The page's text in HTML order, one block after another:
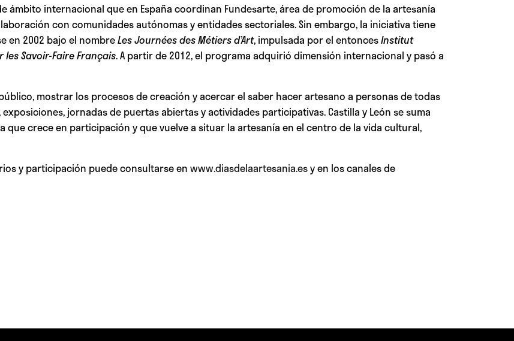
ámbito internacional que en España coordinan Fundesarte, área de promoción de la artesanía
con comunidades autónomas y entidades sectoriales. Sin embargo, la iniciativa tiene
en 2002 bajo el nombreLes Journées des Métiers d’Art, impulsada por el entoncesInstitut
Savoir-Faire Français. A partir de 2012, el programa adquirió dimensión internacional y pasó a
mostrar los procesos de creación y acercar el saber hacer artesano a personas de todas
jornadas de puertas abiertas y actividades participativas. Castilla y León se suma
crece en participación y que vuelve a situar la artesanía en el centro de la vida cultural,
y participación puede consultarse en www.diasdelaartesania.esy en los canales de